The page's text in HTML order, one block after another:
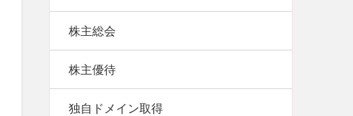
株主総会
株主優待
独自ドメイン取得